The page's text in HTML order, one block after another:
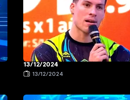
13/12/2024
13/12/2024